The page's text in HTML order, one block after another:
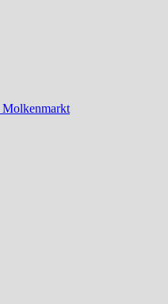
Molkenmarkt